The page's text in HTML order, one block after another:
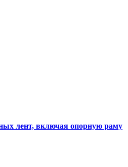
лент, включая опорную раму